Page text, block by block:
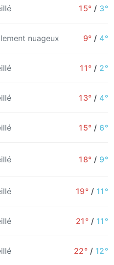
15° / 3°
nuageux 9° / 4°
11° / 2°
13° / 4°
15° / 6°
18° / 9°
19° / 11°
21° / 11°
22° / 12°